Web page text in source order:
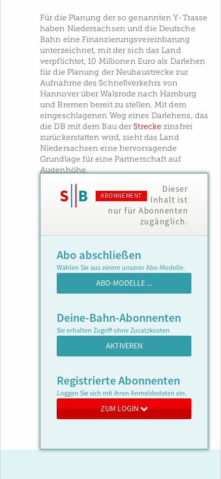
Für die Planung der so genannten Y-Trasse
haben Niedersachsen und die Deutsche
Bahn eine Finanzierungsvereinbarung
unterzeichnet, mit der sich das Land
verpflichtet, 10 Millionen Euro als Darlehen
für die Planung der Neubaustrecke zur
Aufnahme des Schnellverkehrs von
Hannover über Walsrode nach Hamburg
und Bremen bereit zu stellen. Mit dem
eingeschlagenen Weg eines Darlehens, das
die DB mit dem Bau der Strecke zinsfrei
zurückerstatten wird, sieht das Land
Niedersachsen eine hervorragende
Grundlage für eine Partnerschaft auf
Augenhöhe.
ABONNEMENT
Dieser
Inhalt ist
nur für Abonnenten
zugänglich.
Abo abschließen
Wählen Sie aus einem unserer Abo-Modelle.
ABO-MODELLE ...
Deine-Bahn-Abonnenten
Sie erhalten Zugriff ohne Zusatzkosten
AKTIVEREN
Registrierte Abonnenten
Loggen Sie sich mit ihren Anmeldedaten ein.
ZUM LOGIN